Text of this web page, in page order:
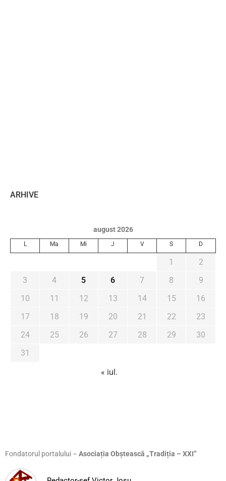
ARHIVE
august 2026
L Ma Mi J V S D
1
2
3
4 5 6 7 8
9
10
11 12 13 14 15
16
17
18 19 20 21 22
23
24
25 26 27 28 29
30
31
« iul.
Fondatorul portalului – Asociația Obștească „Tradiția – XXI”